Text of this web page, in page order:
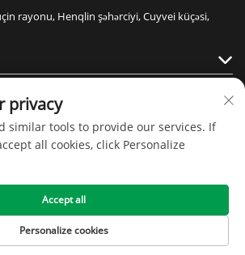
rayonu, Henqlin şəhərciyi, Cuyvei küçəsi,
ci il, Jiangsu Senmai Floor Technology Co., Ltd -
Gizlilik siyasəti
privacy
similar tools to provide our services. If
all cookies, click Personalize
Personalize cookies
Accept all